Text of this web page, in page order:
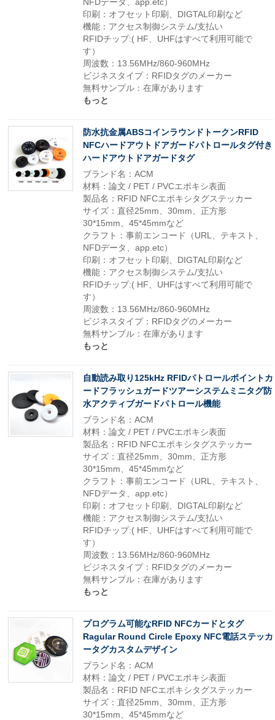
印刷：オフセット印刷、DIGTAL印刷など
機能：アクセス制御システム/支払い
RFIDチップ:( HF、UHFはすべて利用可能で
す）
周波数：13.56MHz/860-960MHz
ビジネスタイプ：RFIDタグのメーカー
無料サンプル：在庫があります
もっと
防水抗金属ABSコインラウンドトークンRFID
NFCハードアウトドアガードパトロールタグ付き
ハードアウトドアガードタグ
ブランド名：ACM
材料：論文 / PET / PVCエポキシ表面
製品名：RFID NFCエポキシタグステッカー
サイズ：直径25mm、30mm、正方形
30*15mm、45*45mmなど
クラフト：事前エンコード（URL、テキスト、
NFDデータ、app.etc）
印刷：オフセット印刷、DIGTAL印刷など
機能：アクセス制御システム/支払い
RFIDチップ:( HF、UHFはすべて利用可能で
す）
周波数：13.56MHz/860-960MHz
ビジネスタイプ：RFIDタグのメーカー
無料サンプル：在庫があります
もっと
自動読み取り125kHz RFIDパトロールポイントカ
ードフラッシュガードツアーシステムミニタグ防
水アクティブガードパトロール機能
ブランド名：ACM
材料：論文 / PET / PVCエポキシ表面
製品名：RFID NFCエポキシタグステッカー
サイズ：直径25mm、30mm、正方形
30*15mm、45*45mmなど
クラフト：事前エンコード（URL、テキスト、
NFDデータ、app.etc）
印刷：オフセット印刷、DIGTAL印刷など
機能：アクセス制御システム/支払い
RFIDチップ:( HF、UHFはすべて利用可能で
す）
周波数：13.56MHz/860-960MHz
ビジネスタイプ：RFIDタグのメーカー
無料サンプル：在庫があります
もっと
プログラム可能なRFID NFCカードとタグ
Ragular Round Circle Epoxy NFC電話ステッカ
ータグカスタムデザイン
ブランド名：ACM
材料：論文 / PET / PVCエポキシ表面
製品名：RFID NFCエポキシタグステッカー
サイズ：直径25mm、30mm、正方形
30*15mm、45*45mmなど